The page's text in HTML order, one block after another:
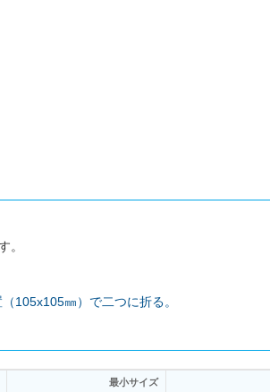
。
105x105㎜）で二つに折る。
最小サイズ